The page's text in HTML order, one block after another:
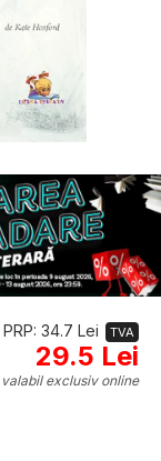
PRP: 34.7 Lei TVA
29.5 Lei
exclusiv online